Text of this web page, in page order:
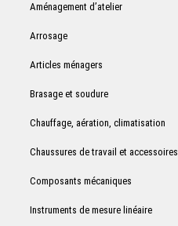
Aménagement d’atelier
Arrosage
Articles ménagers
Brasage et soudure
Chauffage, aération, climatisation
Chaussures de travail et accessoires
Composants mécaniques
Instruments de mesure linéaire